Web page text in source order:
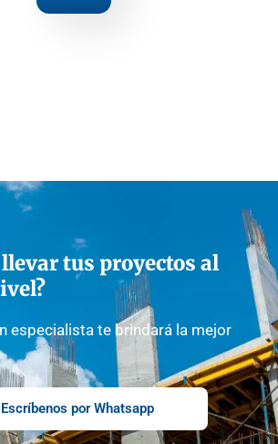
tus proyectos al
especialista te brindará la mejor
Escríbenos por Whatsapp